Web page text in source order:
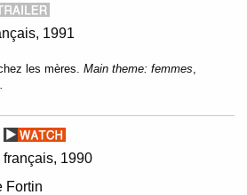
1991
les mères. Main theme: femmes
français 1990
Fortin